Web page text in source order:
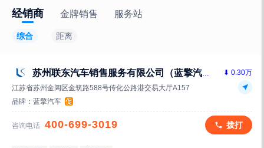
经销商 金牌销售 服务站
综合 距离
苏州联东汽车销售服务有限公司（蓝擎汽车）
⬇ 0.30万
江苏省苏州金阊区金筑路588号传化公路港交易大厅A157
品牌： 蓝擎汽车 促
咨询电话 400-699-3019 拨打